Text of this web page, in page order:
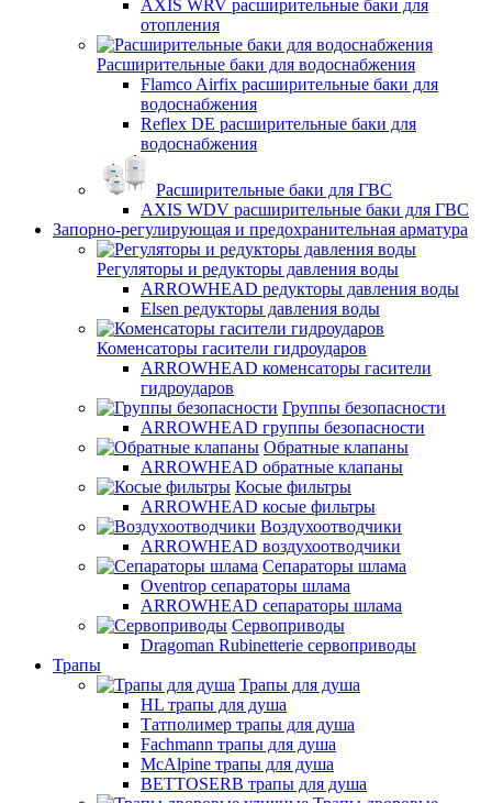
AXIS WRV расширительные баки для
отопления
Расширительные баки для водоснабжения
Flamco Airfix расширительные баки для
водоснабжения
Reflex DЕ расширительные баки для
водоснабжения
Расширительные баки для ГВС
AXIS WDV расширительные баки для ГВС
Запорно-регулирующая и предохранительная арматура
Регуляторы и редукторы давления воды
ARROWHEAD редукторы давления воды
Elsen редукторы давления воды
Коменсаторы гасители гидроударов
ARROWHEAD коменсаторы гасители
гидроударов
Группы безопасности
ARROWHEAD группы безопасности
Обратные клапаны
ARROWHEAD обратные клапаны
Косые фильтры
ARROWHEAD косые фильтры
Воздухоотводчики
ARROWHEAD воздухоотводчики
Сепараторы шлама
Oventrop cепараторы шлама
ARROWHEAD сепараторы шлама
Сервоприводы
Dragoman Rubinetterie сервоприводы
Трапы
Трапы для душа
HL трапы для душа
Татполимер трапы для душа
Fachmann трапы для душа
McAlpine трапы для душа
BETTOSERB трапы для душа